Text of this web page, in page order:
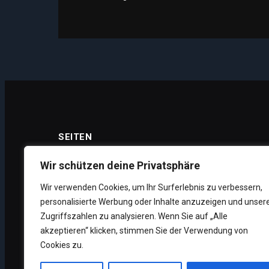
Wir schützen deine Privatsphäre
Wir verwenden Cookies, um Ihr Surferlebnis zu verbessern,
personalisierte Werbung oder Inhalte anzuzeigen und
Zugriffszahlen zu analysieren. Wenn Sie auf „Alle
akzeptieren“ klicken, stimmen Sie der Verwendung von
Cookies zu.
SEITEN
Datenschutz
Impressum
Über uns